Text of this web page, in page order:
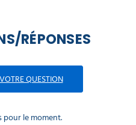
RÉPONSES
QUESTION
pour le moment.